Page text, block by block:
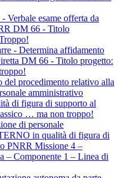
Verbale esame offerta da
DM 66 - Titolo
- Determina affidamento
DM 66 - Titolo progetto:
del procedimento relativo alla
amministrativo
di figura di supporto al
… ma non troppo!
di personale
in qualità di figura di
PNRR Missione 4 –
– Componente 1 – Linea di